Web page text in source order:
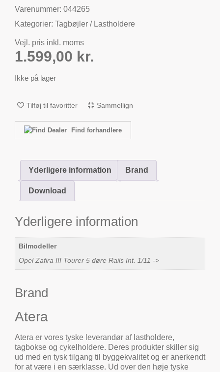
Varenummer: 044265
Kategorier: Tagbøjler / Lastholdere
Vejl. pris inkl. moms
1.599,00 kr.
Ikke på lager
Tilføj til favoritter Sammellign
Find forhandlere
Yderligere information Brand
Download
Yderligere information
Bilmodeller
Opel Zafira III Tourer 5 døre Rails Int. 1/11 ->
Brand
Atera
Atera er vores tyske leverandør af lastholdere,
tagbokse og cykelholdere. Deres produkter skiller sig
ud med en tysk tilgang til byggekvalitet og er anerkendt
for at være i en særklasse. Ud over den høje tyske